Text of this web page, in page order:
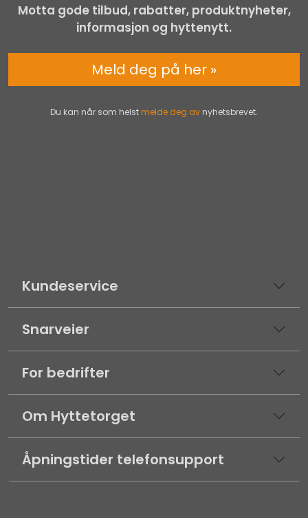
Kundeservice
Snarveier
For bedrifter
Om Hyttetorget
Åpningstider telefonsupport
Motta gode tilbud, rabatter, produktnyheter,
informasjon og hyttenytt.
Du kan når som helst melde deg av nyhetsbrevet.
Meld deg på her »